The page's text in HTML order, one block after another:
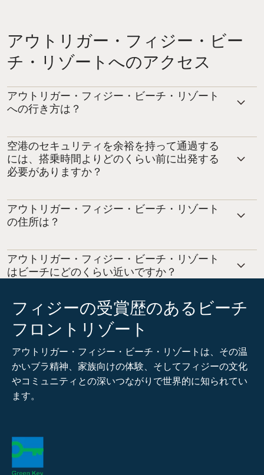
アウトリガー・フィジー・ビー
チ・リゾートへのアクセス
アウトリガー・フィジー・ビーチ・リゾート
への行き方は？
空港のセキュリティを余裕を持って通過する
には、搭乗時間よりどのくらい前に出発する
必要がありますか？
アウトリガー・フィジー・ビーチ・リゾート
の住所は？
アウトリガー・フィジー・ビーチ・リゾート
はビーチにどのくらい近いですか？
フィジーの受賞歴のあるビーチ
フロントリゾート
アウトリガー・フィジー・ビーチ・リゾートは、その温
かいブラ精神、家族向けの体験、そしてフィジーの文化
やコミュニティとの深いつながりで世界的に知られてい
ます。